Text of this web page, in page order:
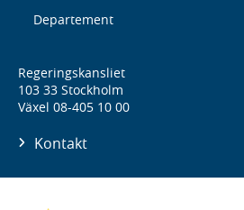
Departement
Regeringskansliet
103 33 Stockholm
Växel 08-405 10 00
Kontakt